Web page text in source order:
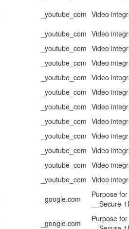
_youtube_com Video
_youtube_com Video
_youtube_com Video
_youtube_com Video
_youtube_com Video
_youtube_com Video
_youtube_com Video
_youtube_com Video
_youtube_com Video
_youtube_com Video
_youtube_com Video
_youtube_com Video
_google.com
Purpose for
__Secure-
_google.com
Purpose for